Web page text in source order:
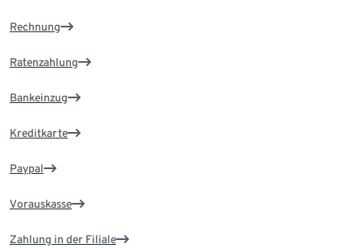
Rechnung
Ratenzahlung
Bankeinzug
Kreditkarte
Paypal
Vorauskasse
Zahlung in der Filiale